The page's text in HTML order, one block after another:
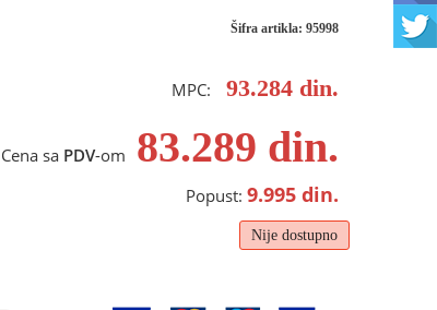
Šifra artikla: 95998
MPC: 93.284 din.
Cena sa PDV-om 83.289 din.
Popust: 9.995 din.
Nije dostupno